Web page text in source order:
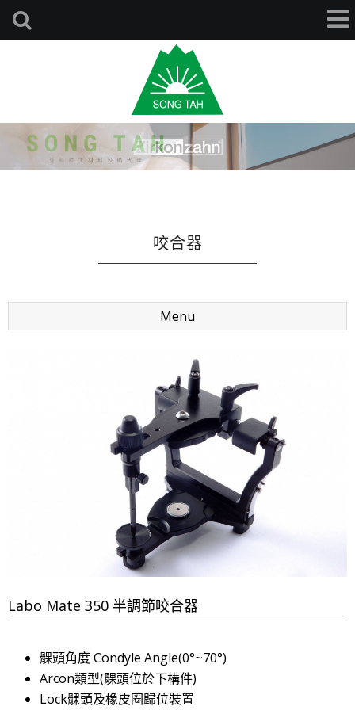
咬合器
Menu
Labo Mate 350 半調節咬合器
髁頭角度 Condyle Angle(0°~70°)
Arcon類型(髁頭位於下構件)
Lock髁頭及橡皮圈歸位裝置